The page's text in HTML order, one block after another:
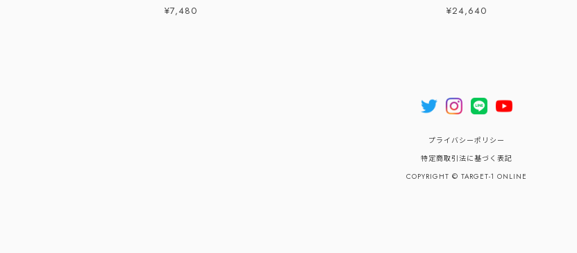
¥7,480
¥24,640
プライバシーポリシー
特定商取引法に基づく表記
COPYRIGHT © TARGET-1 ONLINE